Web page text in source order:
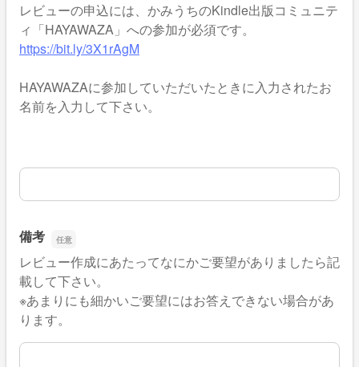
レビューの申込には、かみうちのKindle出版コミュニテ
ィ「HAYAWAZA」への参加が必須です。
https://bit.ly/3X1rAgM
HAYAWAZAに参加していただいたときに入力されたお
名前を入力して下さい。
HAYAWAZA上でのお名前
備考
レビュー作成にあたってなにかご要望がありましたら記
載して下さい。
※あまりにも細かいご要望にはお答えできない場合があ
ります。
備考